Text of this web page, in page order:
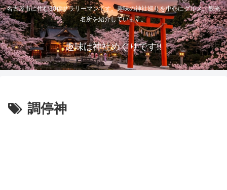
名古屋市に住む30代サラリーマンです。趣味の神社巡りを中心にグルメ、観光
名所を紹介しています。
趣味は神社めぐりです!!
調停神